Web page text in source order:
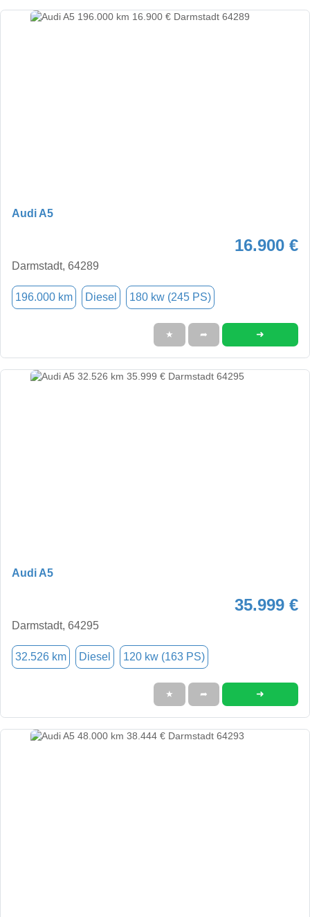
Audi A5
16.900 €
Darmstadt, 64289
196.000 km Diesel 180 kw (245 PS)
★ ➦ ➜
Audi A5
35.999 €
Darmstadt, 64295
32.526 km Diesel 120 kw (163 PS)
★ ➦ ➜